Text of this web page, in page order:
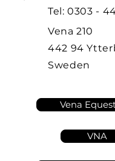
Tel:0303 -
Vena 210
442 94
Sweden
Vena
VNA